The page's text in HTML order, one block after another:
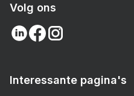
Volg ons
Interessante pagina's